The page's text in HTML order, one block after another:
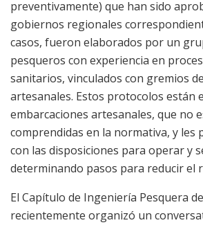
preventivamente) que han sido
gobiernos regionales
casos, fueron elaborados por un
pesqueros con experiencia en
sanitarios, vinculados con gremios
artesanales. Estos protocolos están
embarcaciones artesanales, que no
comprendidas en la normativa, y les
con las disposiciones para operar y
determinando pasos para reducir el
El Capítulo de Ingeniería Pesquera
recientemente organizó un